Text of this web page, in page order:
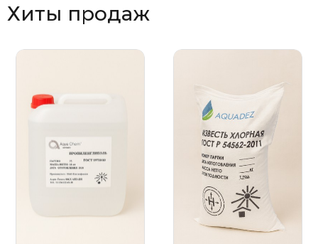
Хиты продаж